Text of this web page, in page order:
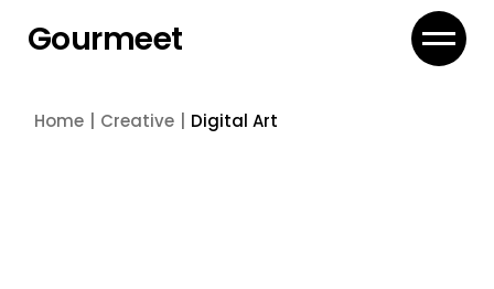
content
Gourmeet
Home Creative Digital Art